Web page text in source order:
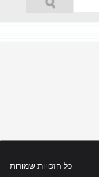
כל הזכויות שמורות